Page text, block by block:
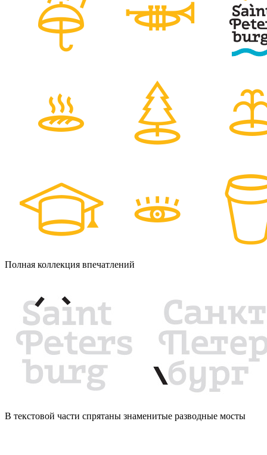
Полная коллекция впечатлений
В текстовой части спрятаны знаменитые разводные мосты